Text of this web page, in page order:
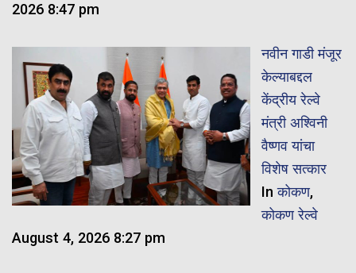
2026 8:47 pm
नवीन गाडी मंजूर
केल्याबद्दल
केंद्रीय रेल्वे
मंत्री अश्विनी
वैष्णव यांचा
विशेष सत्कार
Inकोकण,
कोकण रेल्वे
August 4, 2026 8:27 pm